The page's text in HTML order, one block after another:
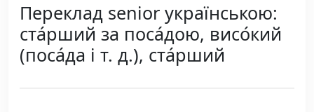
Переклад senior українською:
ста́рший за поса́дою, висо́кий
(поса́да і т. д.), ста́рший